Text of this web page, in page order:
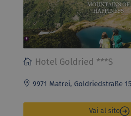
Hotel Goldried ***S
9971 Matrei, Goldriedstraße 15
Vai al sito